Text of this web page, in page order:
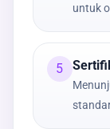
untuk
5